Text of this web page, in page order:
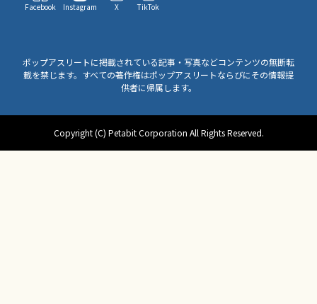
Facebook Instagram X TikTok
ポップアスリートに掲載されている記事・写真などコンテンツの無断転
載を禁じます。すべての著作権はポップアスリートならびにその情報提
供者に帰属します。
Copyright (C) Petabit Corporation All Rights Reserved.